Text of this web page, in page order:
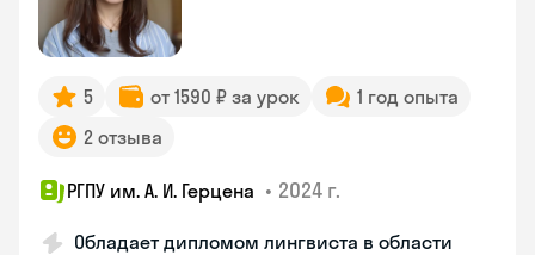
5 от 1590 ₽ за урок
1 год опыта
2 отзыва
РГПУ им. А. И. Герцена • 2024 г.
Обладает дипломом лингвиста в области